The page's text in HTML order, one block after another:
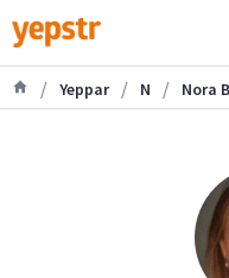
/ Yeppar / N / Nora